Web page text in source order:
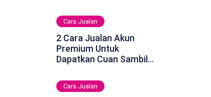
Cara Jualan
2 Cara Jualan Akun
Premium Untuk
Dapatkan Cuan Sambil
Cara Jualan